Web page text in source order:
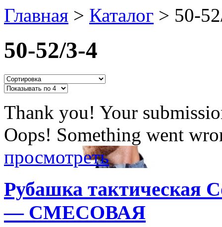
Главная > Каталог > 50-
50-52/3-4
Thank you! Your
Oops! Something went
просмотреть
Рубашка тактическая
— СМЕСОВАЯ